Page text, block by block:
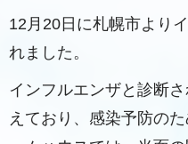
12月20日に札幌市より
れました。
インフルエンザと診断
えており、感染予防の